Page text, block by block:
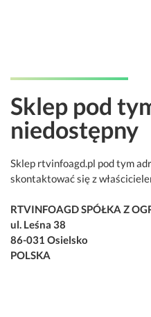
Sklep pod
niedostępny
Sklep rtvinfoagd.pl pod tym
skontaktować się z
RTVINFOAGD SPÓŁKA Z
ul. Leśna 38
86-031 Osielsko
POLSKA